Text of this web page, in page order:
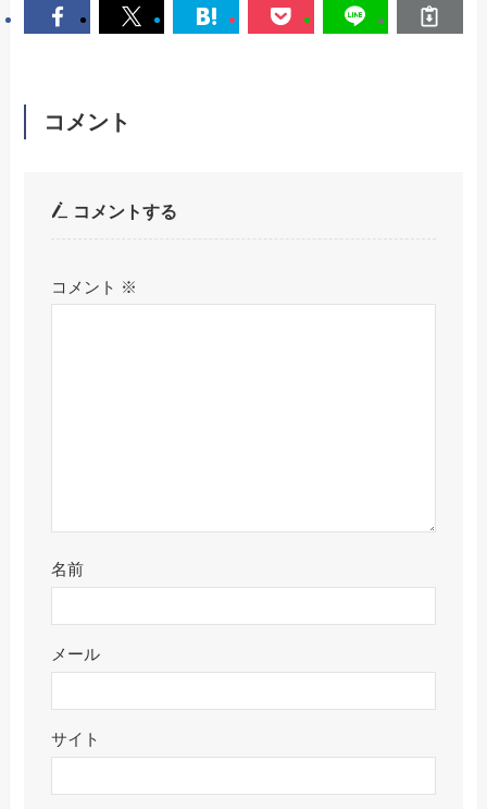
コメント
コメントする
コメント ※
名前
メール
サイト